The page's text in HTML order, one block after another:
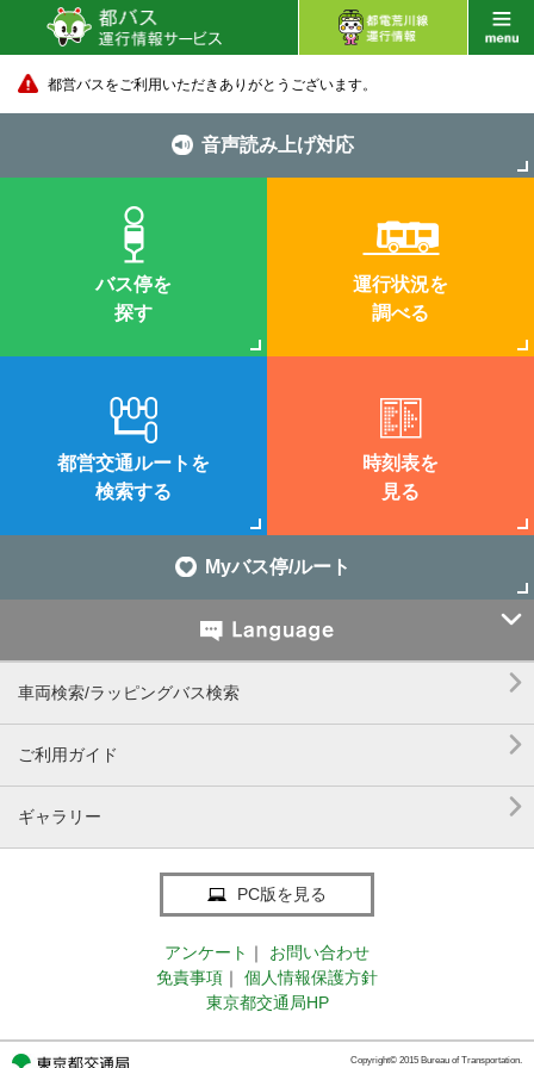
都営バスをご利用いただきありがとうございます。
音声読み上げ対応
バス停を
探す
運行状況を
調べる
都営交通ルートを
検索する
時刻表を
見る
Myバス停/ルート

車両検索/ラッピングバス検索 
ご利用ガイド 
ギャラリー 
PC版を見る
アンケート ｜
お問い合わせ
免責事項 ｜
個人情報保護方針
東京都交通局HP
Copyright© 2015 Bureau of Transportation.